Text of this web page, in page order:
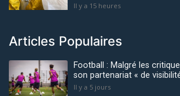
Il y a 15 heures
Articles Populaires
Football : Malgré les
son partenariat « de
Il y a 5 jours